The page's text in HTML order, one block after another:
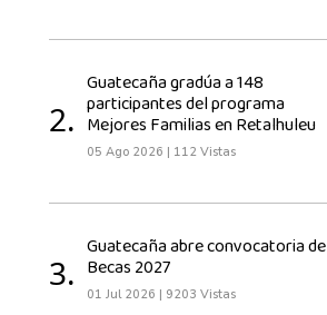
2.
Guatecaña gradúa a 148
participantes del programa
Mejores Familias en Retalhuleu
05 Ago 2026 | 112 Vistas
3.
Guatecaña abre convocatoria de
Becas 2027
01 Jul 2026 | 9203 Vistas